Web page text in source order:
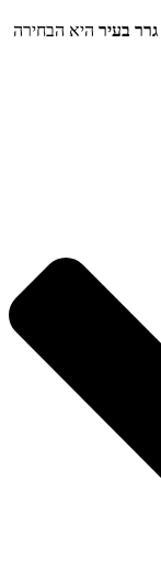
גרר בעיר היא הבחירה